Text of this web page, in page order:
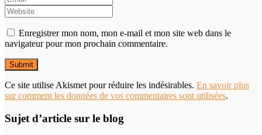
Enregistrer mon nom, mon e-mail et mon site web dans le
navigateur pour mon prochain commentaire.
Ce site utilise Akismet pour réduire les indésirables. En savoir plus
sur comment les données de vos commentaires sont utilisées.
Sujet d’article sur le blog